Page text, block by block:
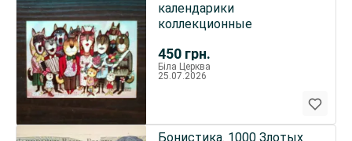
450 грн.
календарики
коллекционные
Біла Церква
25.07.2026
Бонистика. 1000 Злотых